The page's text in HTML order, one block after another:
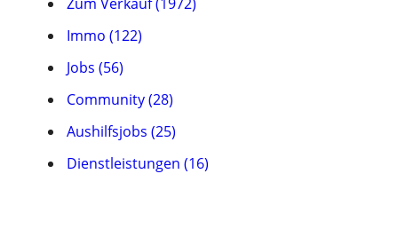
Immo (122)
Jobs (56)
Community (28)
Aushilfsjobs (25)
Dienstleistungen (16)